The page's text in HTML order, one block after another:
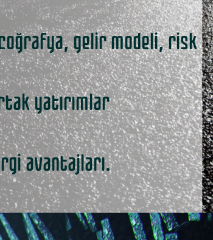
gelir modeli, risk
yatırımlar
avantajları.